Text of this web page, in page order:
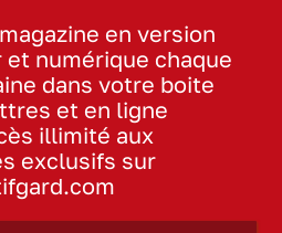
en version
et numérique chaque
dans votre boite
et en ligne
illimité aux
exclusifs sur